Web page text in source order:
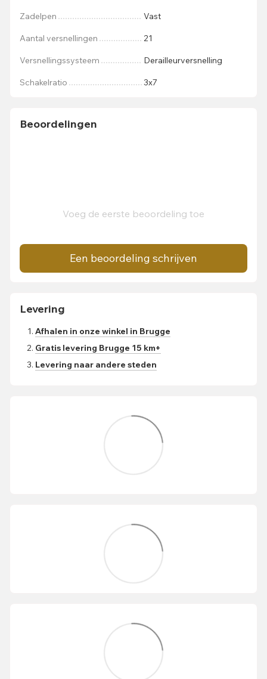
Zadelpen Vast
Aantal versnellingen 21
Versnellingssysteem Derailleurversnelling
Schakelratio 3x7
Beoordelingen
Voeg de eerste beoordeling toe
Een beoordeling schrijven
Levering
Afhalen in onze winkel in Brugge
Gratis levering Brugge 15 km+
Levering naar andere steden